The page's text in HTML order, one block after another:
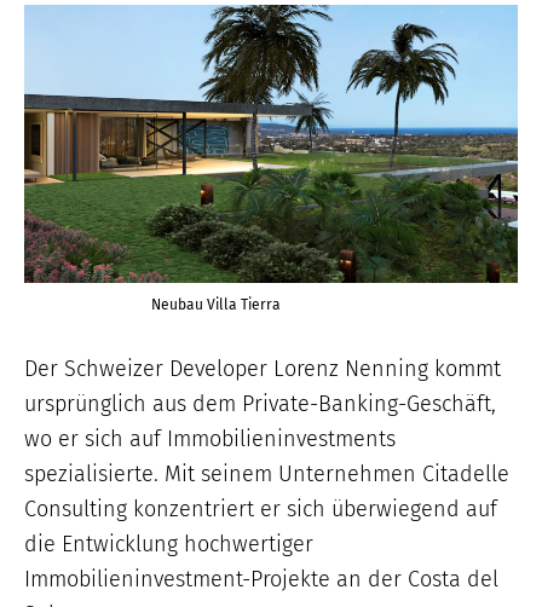
Neubau Villa Tierra
Der Schweizer Developer Lorenz Nenning kommt
ursprünglich aus dem Private-Banking-Geschäft,
wo er sich auf Immobilieninvestments
spezialisierte. Mit seinem Unternehmen Citadelle
Consulting konzentriert er sich überwiegend auf
die Entwicklung hochwertiger
Immobilieninvestment-Projekte an der Costa del